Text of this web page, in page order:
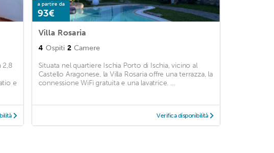
2,8
e
a partire da
93€
Villa Rosaria
4 Ospiti 2 Camere
Situata nel quartiere Ischia Porto di Ischia, vicino al
Castello Aragonese, la Villa Rosaria offre una terrazza, la
connessione WiFi gratuita e una lavatrice. ...
Verifica disponibilità